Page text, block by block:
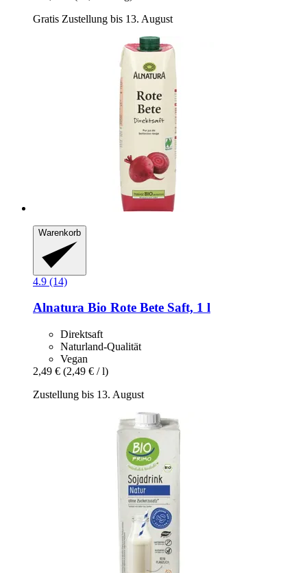
Gratis Zustellung bis 13. August
Warenkorb
4.9 (14)
Alnatura Bio Rote Bete Saft, 1 l
Direktsaft
Naturland-Qualität
Vegan
2,49 € (2,49 € / l)
Zustellung bis 13. August